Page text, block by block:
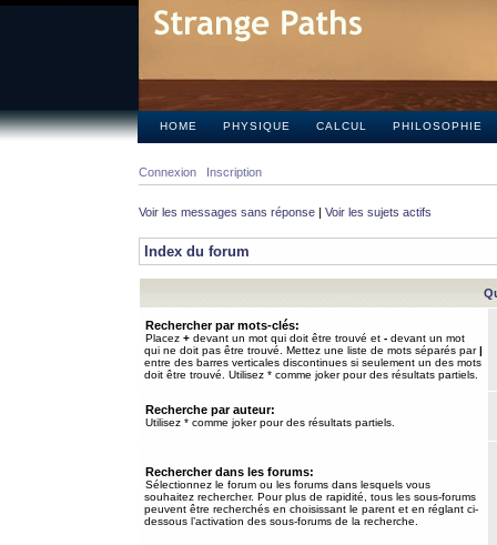
HOME PHYSIQUE CALCUL PHILOSOPHIE
Connexion Inscription
Voir les messages sans réponse | Voir les sujets actifs
Index du forum
Rechercher par mots-clés:
Placez + devant un mot qui doit être trouvé et - devant un mot
qui ne doit pas être trouvé. Mettez une liste de mots séparés par|
entre des barres verticales discontinues si seulement un des mots
doit être trouvé. Utilisez * comme joker pour des résultats partiels.
Recherche par auteur:
Utilisez * comme joker pour des résultats partiels.
Rechercher dans les forums:
Sélectionnez le forum ou les forums dans lesquels vous
souhaitez rechercher. Pour plus de rapidité, tous les sous-forums
peuvent être recherchés en choisissant le parent et en réglant ci-
dessous l’activation des sous-forums de la recherche.